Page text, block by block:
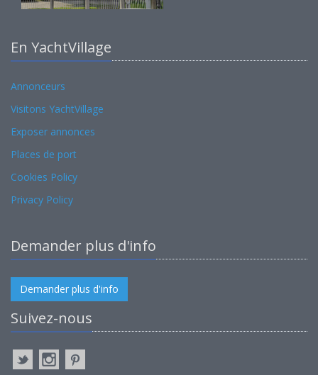
En YachtVillage
Annonceurs
Visitons YachtVillage
Exposer annonces
Places de port
Cookies Policy
Privacy Policy
Demander plus d'info
Demander plus d'info
Suivez-nous